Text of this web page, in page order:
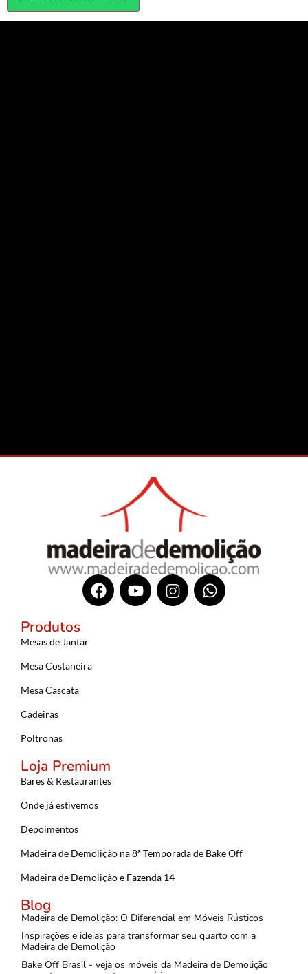
Produtos
Mesas de Jantar
Mesa Costaneira
Mesa Cascata
Cadeiras
Poltronas
Loja Premium
Bares & Restaurantes
Onde já estivemos
Depoimentos
Madeira de Demolição na 8ª Temporada de Bake Off
Madeira de Demolição e Fazenda 14
Blog
Madeira de Demolição: O Diferencial em Móveis Rústicos
Inspirações e ideias para transformar seu quarto com a
Madeira de Demolição
Bake Off Brasil - veja os móveis da Madeira de Demolição